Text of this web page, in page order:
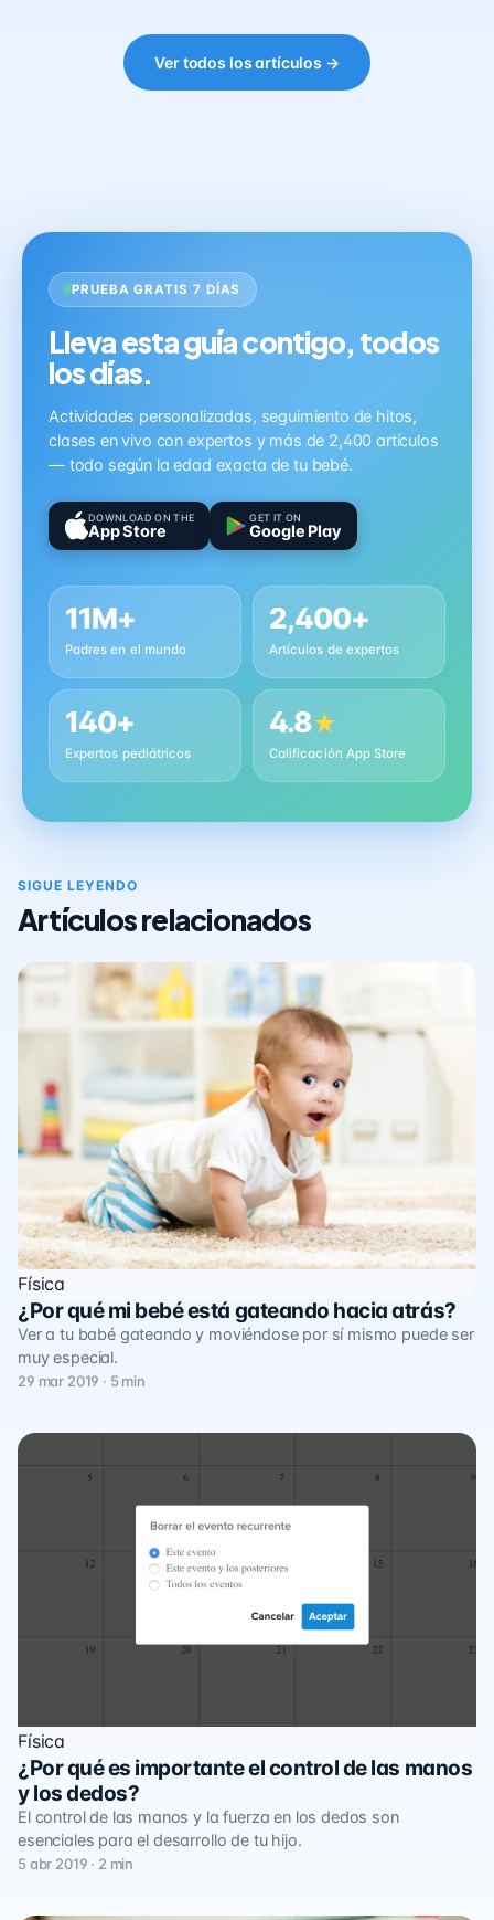
Ver todos los artículos →
PRUEBA GRATIS 7 DÍAS
Lleva esta guía contigo, todos
los días.
Actividades personalizadas, seguimiento de hitos,
clases en vivo con expertos y más de 2,400 artículos
— todo según la edad exacta de tu bebé.
DOWNLOAD ON THE
App Store
GET IT ON
Google Play
11M+
Padres en el mundo
2,400+
Artículos de expertos
140+
Expertos pediátricos
4.8★
Calificación App Store
SIGUE LEYENDO
Artículos relacionados
Física
¿Por qué mi bebé está gateando hacia atrás?
Ver a tu babé gateando y moviéndose por sí mismo puede ser
muy especial.
29 mar 2019 · 5 min
Física
¿Por qué es importante el control de las manos
y los dedos?
El control de las manos y la fuerza en los dedos son
esenciales para el desarrollo de tu hijo.
5 abr 2019 · 2 min